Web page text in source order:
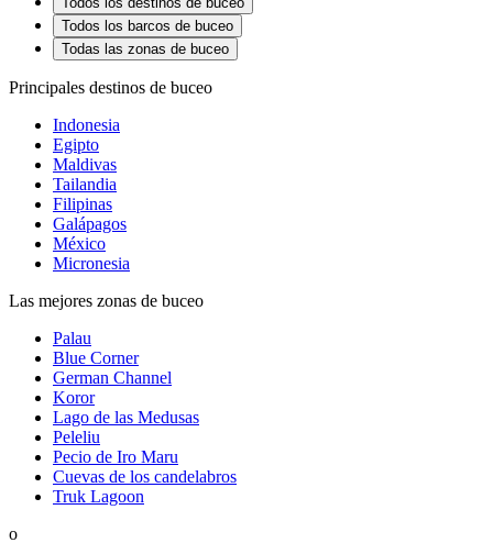
Todos los barcos de buceo
Todas las zonas de buceo
Principales destinos de buceo
Indonesia
Egipto
Maldivas
Tailandia
Filipinas
Galápagos
México
Micronesia
Las mejores zonas de buceo
Palau
Blue Corner
German Channel
Koror
Lago de las Medusas
Peleliu
Pecio de Iro Maru
Cuevas de los candelabros
Truk Lagoon
o